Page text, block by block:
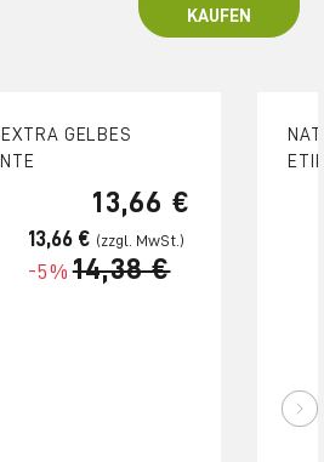
KAUFEN
GELBES
-5% 14,38 €
13,66 €
13,66 €